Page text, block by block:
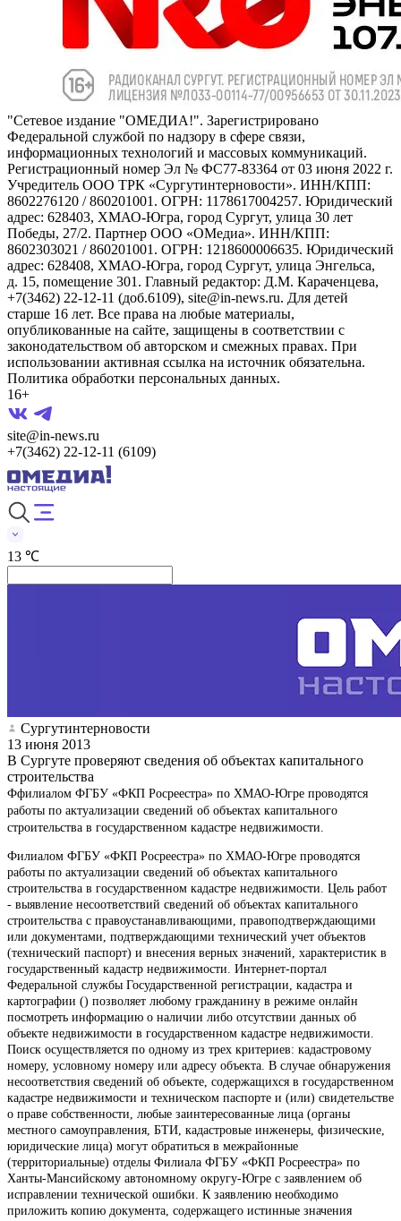
"Сетевое издание "ОМЕДИА!". Зарегистрировано
Федеральной службой по надзору в сфере связи,
информационных технологий и массовых коммуникаций.
Регистрационный номер Эл № ФС77-83364 от 03 июня 2022 г.
Учредитель ООО ТРК «Сургутинтерновости». ИНН/КПП:
8602276120 / 860201001. ОГРН: 1178617004257. Юридический
адрес: 628403, ХМАО-Югра, город Сургут, улица 30 лет
Победы, 27/2. Партнер ООО «ОМедиа». ИНН/КПП:
8602303021 / 860201001. ОГРН: 1218600006635. Юридический
адрес: 628408, ХМАО-Югра, город Сургут, улица Энгельса,
д. 15, помещение 301. Главный редактор: Д.М. Караченцева,
+7(3462) 22-12-11 (доб.6109), site@in-news.ru. Для детей
старше 16 лет. Все права на любые материалы,
опубликованные на сайте, защищены в соответствии с
законодательством об авторском и смежных правах. При
использовании активная ссылка на источник обязательна.
Политика обработки персональных данных.
16+
site@in-news.ru
+7(3462) 22-12-11 (6109)
13 ℃
Сургутинтерновости
13 июня 2013
В Сургуте проверяют сведения об объектах капитального
строительства
Ффилиалом ФГБУ «ФКП Росреестра» по ХМАО-Югре проводятся
работы по актуализации сведений об объектах капитального
строительства в государственном кадастре недвижимости.
Филиалом ФГБУ «ФКП Росреестра» по ХМАО-Югре проводятся
работы по актуализации сведений об объектах капитального
строительства в государственном кадастре недвижимости. Цель работ
- выявление несоответствий сведений об объектах капитального
строительства с правоустанавливающими, правоподтверждающими
или документами, подтверждающими технический учет объектов
(технический паспорт) и внесения верных значений, характеристик в
государственный кадастр недвижимости. Интернет-портал
Федеральной службы Государственной регистрации, кадастра и
картографии () позволяет любому гражданину в режиме онлайн
посмотреть информацию о наличии либо отсутствии данных об
объекте недвижимости в государственном кадастре недвижимости.
Поиск осуществляется по одному из трех критериев: кадастровому
номеру, условному номеру или адресу объекта. В случае обнаружения
несоответствия сведений об объекте, содержащихся в государственном
кадастре недвижимости и техническом паспорте и (или) свидетельстве
о праве собственности, любые заинтересованные лица (органы
местного самоуправления, БТИ, кадастровые инженеры, физические,
юридические лица) могут обратиться в межрайонные
(территориальные) отделы Филиала ФГБУ «ФКП Росреестра» по
Ханты-Мансийскому автономному округу-Югре с заявлением об
исправлении технической ошибки. К заявлению необходимо
приложить копию документа, содержащего истинные значения